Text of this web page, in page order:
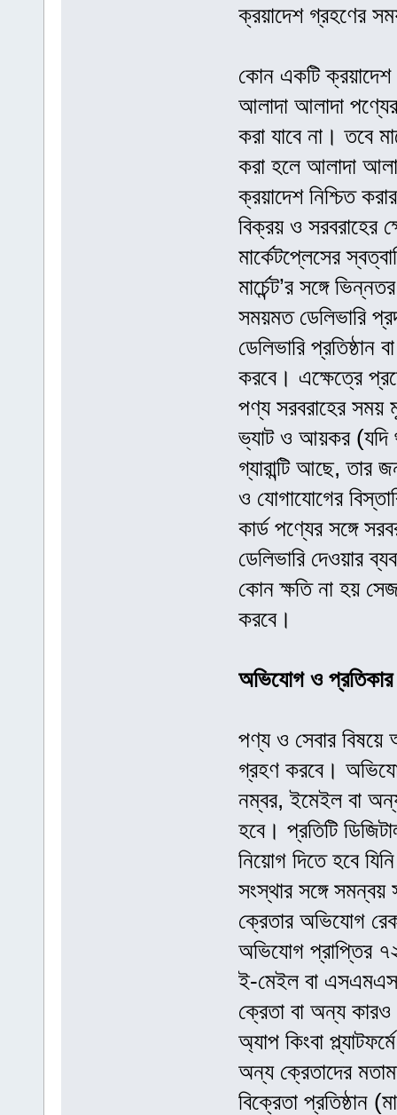
ক্রয়াদেশ গ্রহণের
কোন একটি
আলাদা আলাদা
করা যাবে না। তবে
করা হলে আলাদা
ক্রয়াদেশ নিশ্চিত
বিক্রয় ও সরবরাহের
মার্কেটপ্লেসের
মার্চেন্ট’র সঙ্গে
সময়মত ডেলিভারি
ডেলিভারি প্রতিষ্ঠান
করবে। এক্ষেত্রে
পণ্য সরবরাহের সময়
ভ্যাট ও আয়কর (যদি
গ্যারান্টি আছে, তার
ও যোগাযোগের
কার্ড পণ্যের সঙ্গে
ডেলিভারি দেওয়ার
কোন ক্ষতি না হয়
করবে।
অভিযোগ ও প্রতিকার
পণ্য ও সেবার বিষয়ে
গ্রহণ করবে।
নম্বর, ইমেইল বা
হবে। প্রতিটি
নিয়োগ দিতে হবে
সংস্থার সঙ্গে
ক্রেতার অভিযোগ
অভিযোগ প্রাপ্তির
ই-মেইল বা
ক্রেতা বা অন্য কারও
অ্যাপ কিংবা
অন্য ক্রেতাদের
বিক্রেতা প্রতিষ্ঠান